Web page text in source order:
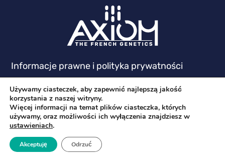
Informacje prawne i polityka prywatności
Używamy ciasteczek, aby zapewnić najlepszą jakość
korzystania z naszej witryny.
Więcej informacji na temat plików ciasteczka, których
używamy, oraz możliwości ich wyłączenia znajdziesz w
ustawieniach.
Akceptuję Odrzuć